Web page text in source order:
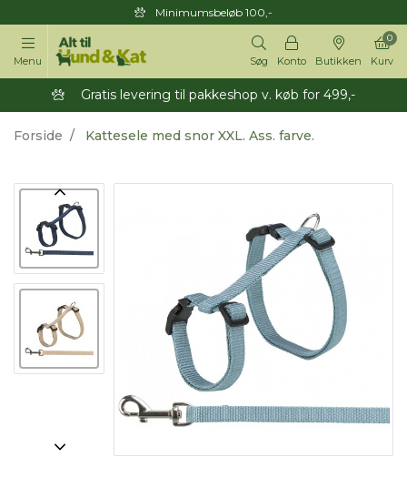
Minimumsbeløb 100,-
Menu Søg Konto Butikken Kurv
0
Gratis levering til pakkeshop v. køb for 499,-
Forside Kattesele med snor XXL. Ass. farve.